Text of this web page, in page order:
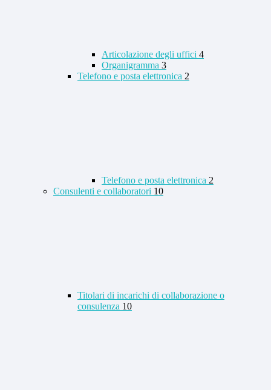
Articolazione degli uffici 4
Organigramma 3
Telefono e posta elettronica 2
Telefono e posta elettronica 2
Consulenti e collaboratori 10
Titolari di incarichi di collaborazione o
consulenza 10